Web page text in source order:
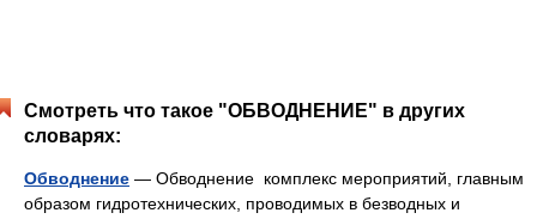
Смотреть что такое "ОБВОДНЕНИЕ" в других
словарях:
Обводнение — Обводнение комплекс мероприятий, главным
образом гидротехнических, проводимых в безводных и